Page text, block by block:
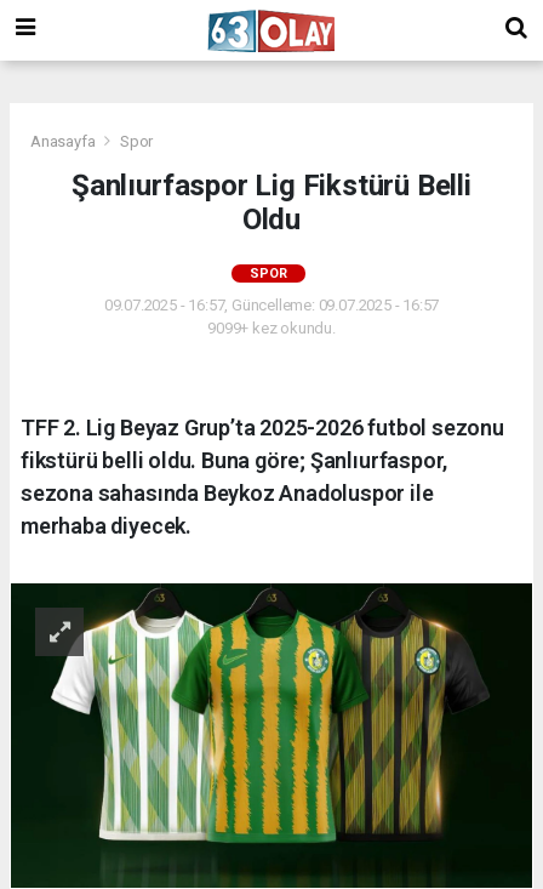
Anasayfa Spor
Şanlıurfaspor Lig Fikstürü Belli
Oldu
SPOR
09.07.2025 - 16:57, Güncelleme: 09.07.2025 - 16:57
9099+ kez okundu.
TFF 2. Lig Beyaz Grup’ta 2025-2026 futbol sezonu
fikstürü belli oldu. Buna göre; Şanlıurfaspor,
sezona sahasında Beykoz Anadoluspor ile
merhaba diyecek.